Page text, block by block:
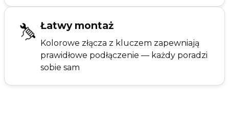
Łatwy montaż
Kolorowe złącza z kluczem zapewniają
prawidłowe podłączenie — każdy poradzi
sobie sam